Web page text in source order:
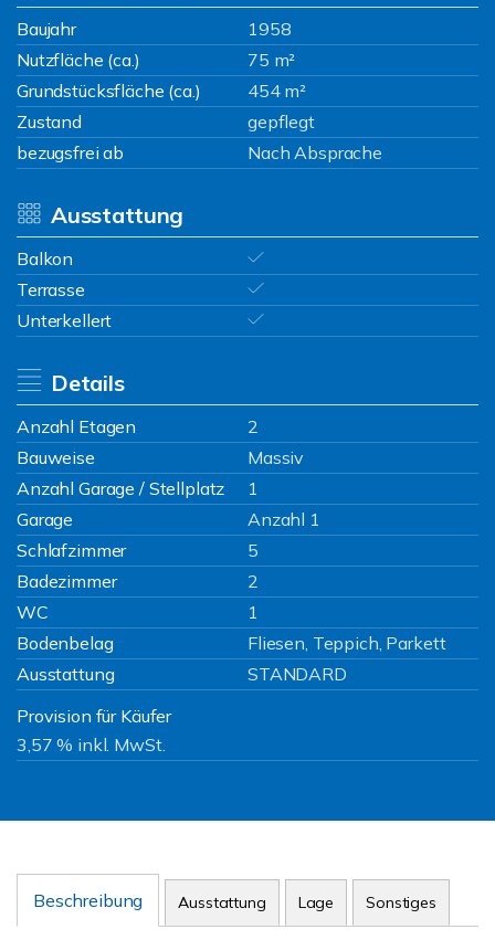
Baujahr
1958
Nutzfläche (ca.)
75 m²
Grundstücksfläche (ca.)
454 m²
Zustand
gepflegt
bezugsfrei ab
Nach Absprache
Ausstattung
Balkon
Terrasse
Unterkellert
Details
Anzahl Etagen
2
Bauweise
Massiv
Anzahl Garage / Stellplatz
1
Garage
Anzahl 1
Schlafzimmer
5
Badezimmer
2
WC
1
Bodenbelag
Fliesen, Teppich, Parkett
Ausstattung
STANDARD
Provision für Käufer
3,57 % inkl. MwSt.
Beschreibung Ausstattung Lage Sonstiges